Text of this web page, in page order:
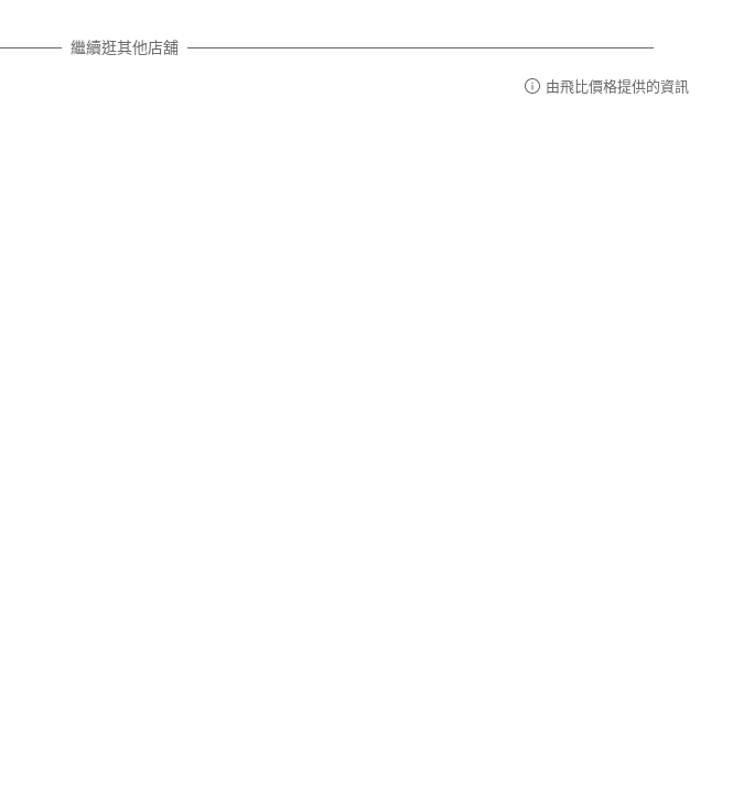
繼續逛其他店舖
由飛比價格提供的資訊